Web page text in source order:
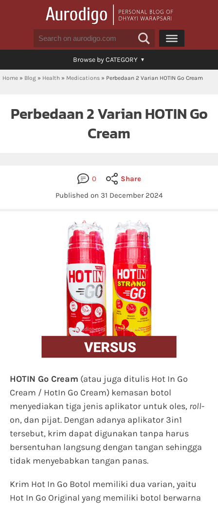
Browse by CATEGORY
Home » Blog » Health » Medications » Perbedaan 2 Varian HOTIN Go Cream
Perbedaan 2 Varian HOTIN Go
Cream
0
Share
Published on 31 December 2024
HOTIN Go Cream (atau juga ditulis Hot In Go
Cream / HotIn Go Cream) kemasan botol
menyediakan tiga jenis aplikator untuk oles, roll-
on, dan pijat. Dengan adanya aplikator 3in1
tersebut, krim dapat digunakan tanpa harus
bersentuhan langsung dengan tangan sehingga
tidak menyebabkan tangan panas.
Krim Hot In Go Botol memiliki dua varian, yaitu
Hot In Go Original yang memiliki botol berwarna